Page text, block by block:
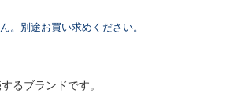
。別途お買い求めください。
るブランドです。